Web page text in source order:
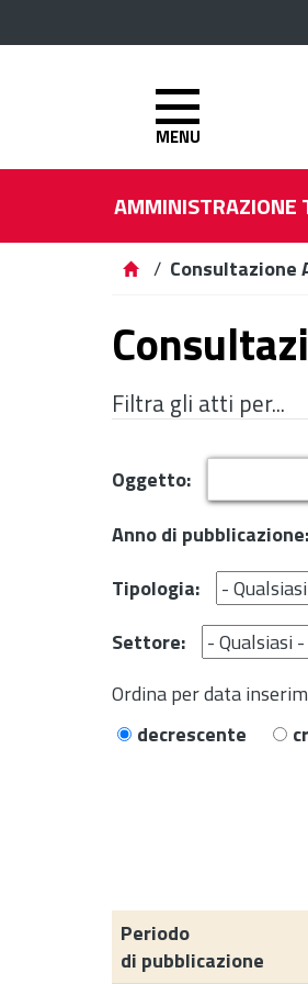
MENU
AMMINISTRAZIONE
/ Consultazione
Filtra gli atti per...
Oggetto:
Anno di pubblicazione:
Tipologia:
Settore:
Ordina per data
decrescente
Periodo
di pubblicazione